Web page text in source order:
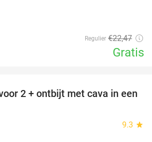
Regulier €22,47
Gratis
48%
2 + ontbijt met cava in een
9.3 star